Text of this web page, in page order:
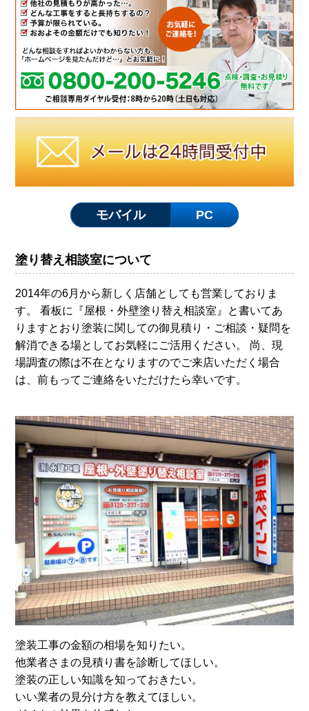
モバイル PC
塗り替え相談室について
2014年の6月から新しく店舗としても営業しておりま
す。 看板に『屋根・外壁塗り替え相談室』と書いてあ
りますとおり塗装に関しての御見積り・ご相談・疑問を
解消できる場としてお気軽にご活用ください。 尚、現
場調査の際は不在となりますのでご来店いただく場合
は、前もってご連絡をいただけたら幸いです。
塗装工事の金額の相場を知りたい。
他業者さまの見積り書を診断してほしい。
塗装の正しい知識を知っておきたい。
いい業者の見分け方を教えてほしい。